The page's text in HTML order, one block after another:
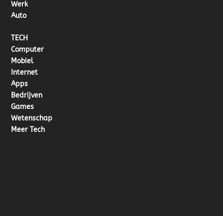
Werk
Auto
TECH
Computer
Mobiel
Internet
Apps
Bedrijven
Games
Wetenschap
Meer Tech